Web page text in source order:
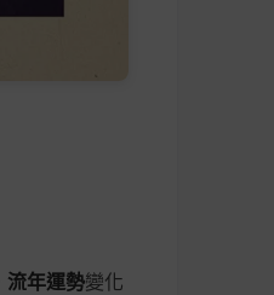
流年運勢變化